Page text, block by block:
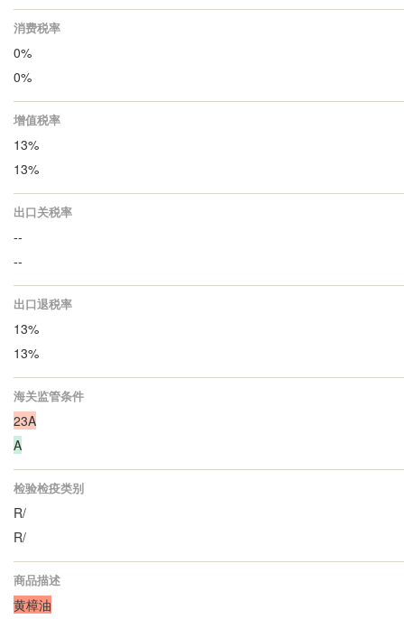
消费税率
0%
0%
增值税率
13%
13%
出口关税率
--
--
出口退税率
13%
13%
海关监管条件
23A
A
检验检疫类别
R/
R/
商品描述
黄樟油